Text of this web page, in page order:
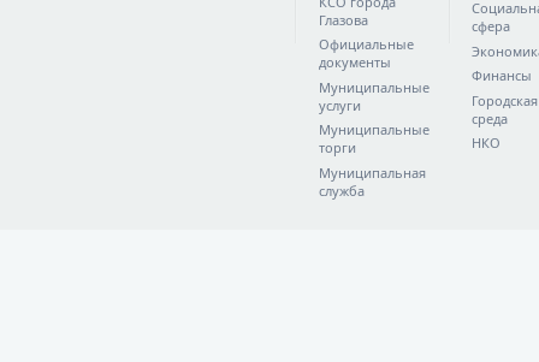
Глазова
Официальные
документы
Муниципальные
услуги
Муниципальные
торги
Муниципальная
служба
сфера
Финансы
Городская
среда
НКО